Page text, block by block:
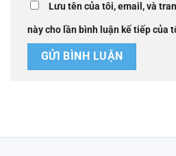
Lưu tên của tôi, email, và
này cho lần bình luận kế tiếp của